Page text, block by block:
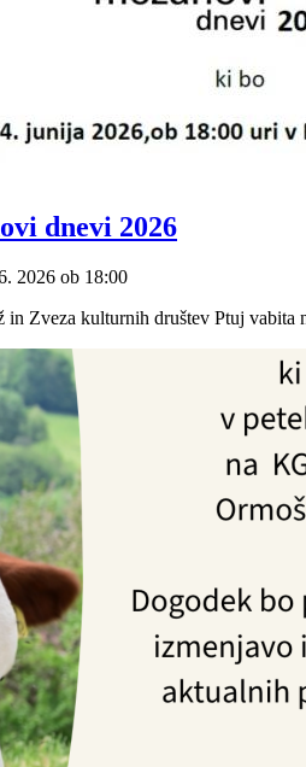
dnevi 2026
2026 ob 18:00
Zveza kulturnih društev Ptuj